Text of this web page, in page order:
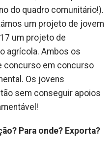
do quadro comunitário!).
um projeto de jovem
um projeto de
agrícola. Ambos os
concurso em concurso
Os jovens
sem conseguir apoios
Para onde? Exporta?